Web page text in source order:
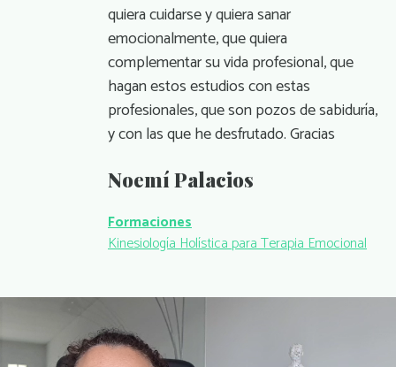
quiera cuidarse y quiera sanar
emocionalmente, que quiera
complementar su vida profesional, que
hagan estos estudios con estas
profesionales, que son pozos de sabiduría,
y con las que he desfrutado. Gracias
Noemí Palacios
Formaciones
Kinesiología Holística para Terapia Emocional